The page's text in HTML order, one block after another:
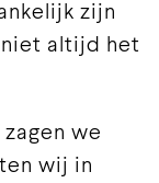
zijn
altijd het
we
wij in